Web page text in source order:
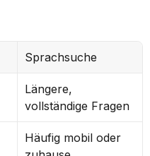
Sprachsuche
Längere,
vollständige Fragen
Häufig mobil oder